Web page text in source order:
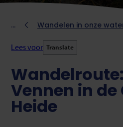
Kruimelpad
Wandelen in onze
Lees voor Translate
Vennen in de
Heide